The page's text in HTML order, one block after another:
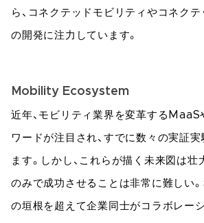
ら、コネクテッドモビリティやコネク
の開発に注力しています。
Mobility Ecosystem
近年、モビリティ業界を変革する
ワードが注目され、すでに数々の実証
ます。しかし、これらが描く未来図は壮
のみで成功させることは非常に難しい
の垣根を超えて企業同士がコラボレー